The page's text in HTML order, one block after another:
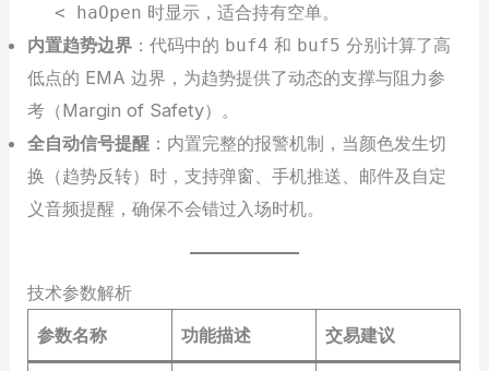
< haOpen 时显示，适合持有空单。
内置趋势边界 ：代码中的 buf4 和 buf5 分别计算了高
低点的 EMA 边界，为趋势提供了动态的支撑与阻力参
考（Margin of Safety）。
全自动信号提醒 ：内置完整的报警机制，当颜色发生切
换（趋势反转）时，支持弹窗、手机推送、邮件及自定
义音频提醒，确保不会错过入场时机。
技术参数解析
参数名称
功能描述 交易建议